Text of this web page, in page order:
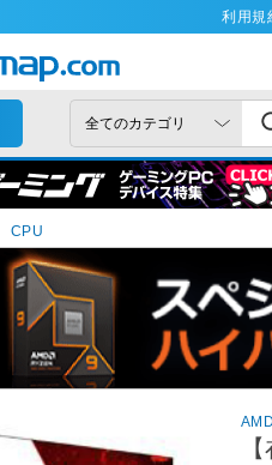
利用規
CPU